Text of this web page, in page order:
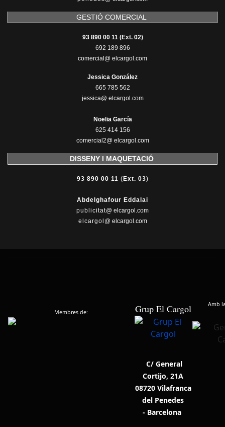
GESTIÓ COMERCIAL
93 890 00 11 (Ext. 02)
692 189 896
comercial@ elcargol.com
Jessica González
665 785 562
jessica@ elcargol.com
Noelia García
625 414 156
comercial2@ elcargol.com
DISSENY I MAQUETACIÓ
93 890 00 11 ( Ext. 03)
Abdelghafour Eddalai
publicitat@ elcargol.com
elcargol @ elcargol.com
Membres de: Grup El Cargol Amb
C/ General
Cortijo, 21A
08720 Vilafranca
del Penedes
- Barcelona